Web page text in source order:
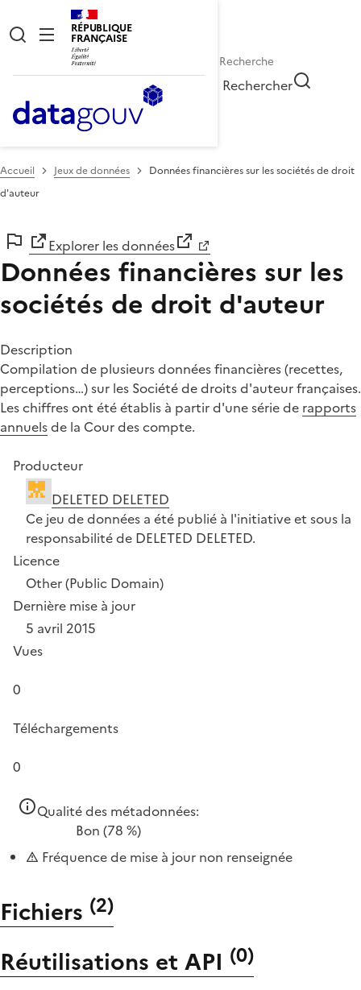
RÉPUBLIQUE
FRANÇAISE
Rechercher
Accueil Jeux de données
Données financières sur les sociétés de droit
d'auteur
Explorer les données
Données financières sur les
sociétés de droit d'auteur
Description
Compilation de plusieurs données financières (recettes,
perceptions…) sur les Société de droits d'auteur françaises.
Les chiffres ont été établis à partir d'une série de rapports
annuelsde la Cour des compte.
Producteur
DELETED DELETED
Ce jeu de données a été publié à l'initiative et sous la
responsabilité de DELETED DELETED.
Licence
Other (Public Domain)
Dernière mise à jour
5 avril 2015
Vues
0
Téléchargements
0
Qualité des métadonnées:
Bon (78 %)
Fréquence de mise à jour non renseignée
Fichiers (2)
Réutilisations et API (0)